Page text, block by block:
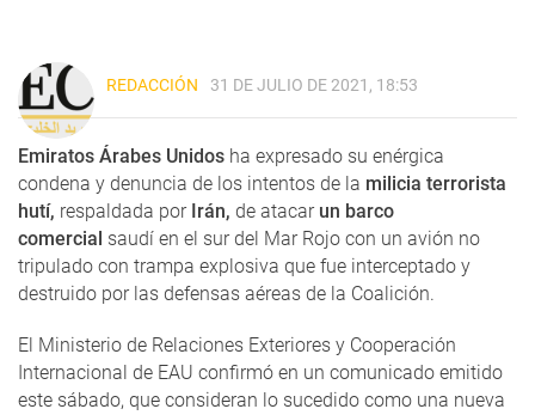
REDACCIÓN 31 DE JULIO DE 2021, 18:53
Emiratos Árabes Unidos ha expresado su enérgica
condena y denuncia de los intentos de la milicia terrorista
hutí, respaldada por Irán, de atacar un barco
comercial saudí en el sur del Mar Rojo con un avión no
tripulado con trampa explosiva que fue interceptado y
destruido por las defensas aéreas de la Coalición.
El Ministerio de Relaciones Exteriores y Cooperación
Internacional de EAU confirmó en un comunicado emitido
este sábado, que consideran lo sucedido como una nueva